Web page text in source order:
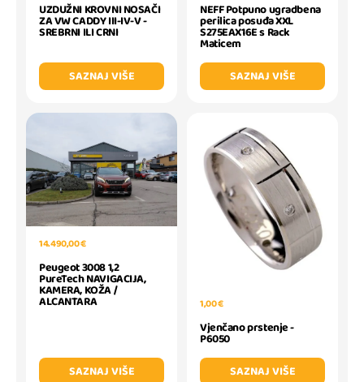
UZDUŽNI KROVNI NOSAČI
ZA VW CADDY III-IV-V -
SREBRNI ILI CRNI
SAZNAJ VIŠE
NEFF Potpuno ugradbena
perilica posuđa XXL
S275EAX16E s Rack
Maticem
SAZNAJ VIŠE
14.490,00 €
Peugeot 3008 1,2
PureTech NAVIGACIJA,
KAMERA, KOŽA /
ALCANTARA
SAZNAJ VIŠE
1,00 €
Vjenčano prstenje -
P6050
SAZNAJ VIŠE